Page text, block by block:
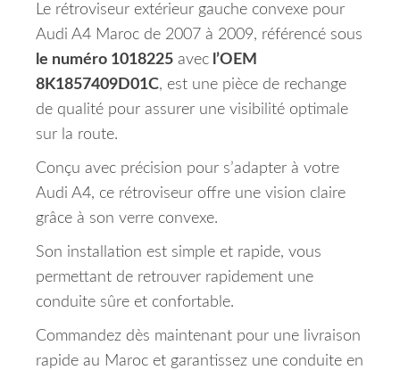
Le rétroviseur extérieur gauche convexe pour
Audi A4 Maroc de 2007 à 2009, référencé sous
le numéro 1018225 avec l’OEM
8K1857409D01C, est une pièce de rechange
de qualité pour assurer une visibilité optimale
sur la route.
Conçu avec précision pour s’adapter à votre
Audi A4, ce rétroviseur offre une vision claire
grâce à son verre convexe.
Son installation est simple et rapide, vous
permettant de retrouver rapidement une
conduite sûre et confortable.
Commandez dès maintenant pour une livraison
rapide au Maroc et garantissez une conduite en